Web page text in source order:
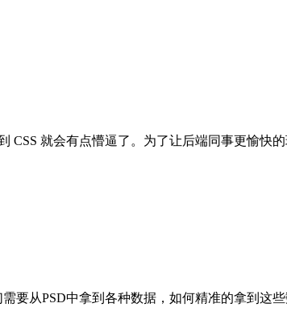
CSS 就会有点懵逼了。为了让后端同事更愉快
要从PSD中拿到各种数据，如何精准的拿到这